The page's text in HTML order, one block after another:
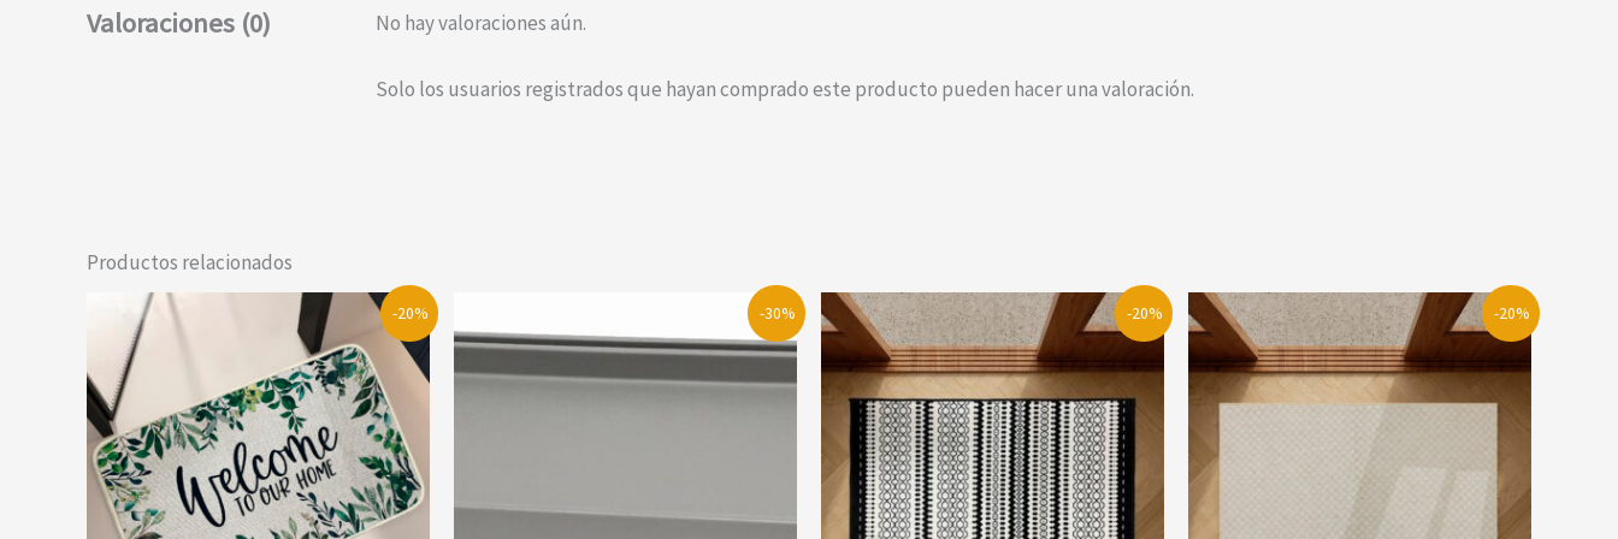
Valoraciones (0) No hay valoraciones aún.
Solo los usuarios registrados que hayan comprado este producto pueden hacer una valoración.
Productos relacionados
-20% -30% -20% -20%